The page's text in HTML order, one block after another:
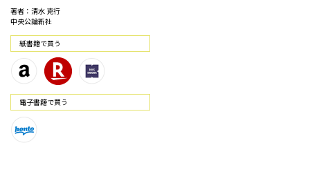
著者：清水 克行
中央公論新社
紙書籍で買う
電⼦書籍で買う